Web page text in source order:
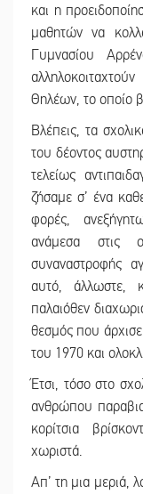
και η
μαθητών να
Γυμνασίου
Θηλέων, το οποίο
Βλέπεις, τα
του δέοντος
τελείως
ζήσαμε σ’ ένα
φορές,
ανάμεσα στις
συναναστροφής
αυτό, άλλωστε,
παλαιόθεν
θεσμός που άρχισε
του 1970 και
Έτσι, τόσο στο
ανθρώπου
κορίτσια
χωριστά.
Απ’ τη μια μεριά,